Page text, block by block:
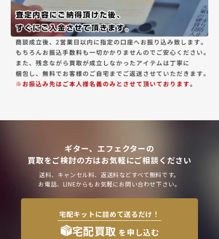
ギター、エフェクターの
買取をご検討の方はお気軽にご相談ください
送料、キャンセル料、返送料などすべて無料です。
お電話、LINEからもお気軽にお問い合わせ下さい。
宅配キットに詰めて送るだけ！
宅配買取 を申し込む